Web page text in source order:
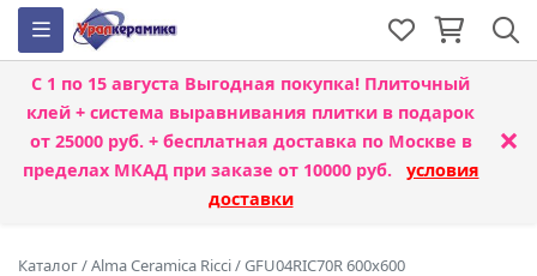
С 1 по 15 августа Выгодная покупка! Плиточный
клей + система выравнивания плитки в подарок
от 25000 руб. + бесплатная доставка по Москве в
пределах МКАД при заказе от 10000 руб. условия
доставки
×
Каталог/Alma Ceramica Ricci/GFU04RIC70R 600x600